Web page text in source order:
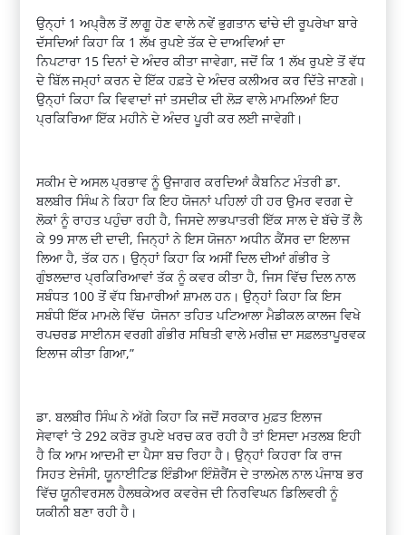
ਉਨ੍ਹਾਂ 1 ਅਪ੍ਰੈਲ ਤੋਂ ਲਾਗੂ ਹੋਣ ਵਾਲੇ ਨਵੇਂ ਭੁਗਤਾਨ ਢਾਂਚੇ ਦੀ ਰੂਪਰੇਖਾ ਬਾਰੇ
ਦੱਸਦਿਆਂ ਕਿਹਾ ਕਿ 1 ਲੱਖ ਰੁਪਏ ਤੱਕ ਦੇ ਦਾਅਵਿਆਂ ਦਾ
ਨਿਪਟਾਰਾ 15 ਦਿਨਾਂ ਦੇ ਅੰਦਰ ਕੀਤਾ ਜਾਵੇਗਾ,ਜਦੋਂ ਕਿ 1 ਲੱਖ ਰੁਪਏ ਤੋਂ ਵੱਧ
ਦੇ ਬਿੱਲ ਜਮ੍ਹਾਂ ਕਰਨ ਦੇ ਇੱਕ ਹਫ਼ਤੇ ਦੇ ਅੰਦਰ ਕਲੀਅਰ ਕਰ ਦਿੱਤੇ ਜਾਣਗੇ।
ਉਨ੍ਹਾਂ ਕਿਹਾ ਕਿ ਵਿਵਾਦਾਂ ਜਾਂ ਤਸਦੀਕ ਦੀ ਲੋੜ ਵਾਲੇ ਮਾਮਲਿਆਂ ਇਹ
ਪ੍ਰਕਿਰਿਆ ਇੱਕ ਮਹੀਨੇ ਦੇ ਅੰਦਰ ਪੂਰੀ ਕਰ ਲਈ ਜਾਵੇਗੀ।
ਸਕੀਮ ਦੇ ਅਸਲ ਪ੍ਰਭਾਵ ਨੂੰ ਉਜਾਗਰ ਕਰਦਿਆਂ ਕੈਬਨਿਟ ਮੰਤਰੀ ਡਾ.
ਬਲਬੀਰ ਸਿੰਘ ਨੇ ਕਿਹਾ ਕਿ ਇਹ ਯੋਜਨਾਂ ਪਹਿਲਾਂ ਹੀ ਹਰ ਉਮਰ ਵਰਗ ਦੇ
ਲੋਕਾਂ ਨੂੰ ਰਾਹਤ ਪਹੁੰਚਾ ਰਹੀ ਹੈ,ਜਿਸਦੇ ਲਾਭਪਾਤਰੀ ਇੱਕ ਸਾਲ ਦੇ ਬੱਚੇ ਤੋਂ ਲੈ
ਕੇ99 ਸਾਲ ਦੀ ਦਾਦੀ,ਜਿਨ੍ਹਾਂ ਨੇ ਇਸ ਯੋਜਨਾ ਅਧੀਨ ਕੈਂਸਰ ਦਾ ਇਲਾਜ
ਲਿਆ ਹੈ,ਤੱਕ ਹਨ। ਉਨ੍ਹਾਂ ਕਿਹਾ ਕਿ ਅਸੀਂ ਦਿਲ ਦੀਆਂ ਗੰਭੀਰ ਤੇ
ਗੁੰਝਲਦਾਰ ਪ੍ਰਕਿਰਿਆਵਾਂ ਤੱਕ ਨੂੰ ਕਵਰ ਕੀਤਾ ਹੈ,ਜਿਸ ਵਿੱਚ ਦਿਲ ਨਾਲ
ਸਬੰਧਤ 100 ਤੋਂ ਵੱਧ ਬਿਮਾਰੀਆਂ ਸ਼ਾਮਲ ਹਨ। ਉਨ੍ਹਾਂ ਕਿਹਾ ਕਿ ਇਸ
ਸਬੰਧੀ ਇੱਕ ਮਾਮਲੇ ਵਿੱਚ ਯੋਜਨਾ ਤਹਿਤ ਪਟਿਆਲਾ ਮੈਡੀਕਲ ਕਾਲਜ ਵਿਖੇ
ਰਪਚਰਡ ਸਾਈਨਸ ਵਰਗੀ ਗੰਭੀਰ ਸਥਿਤੀ ਵਾਲੇ ਮਰੀਜ਼ ਦਾ ਸਫ਼ਲਤਾਪੂਰਵਕ
ਇਲਾਜ ਕੀਤਾ ਗਿਆ,”
ਡਾ. ਬਲਬੀਰ ਸਿੰਘ ਨੇ ਅੱਗੇ ਕਿਹਾ ਕਿ ਜਦੋਂ ਸਰਕਾਰ ਮੁਫ਼ਤ ਇਲਾਜ
ਸੇਵਾਵਾਂ‘ਤੇ292ਕਰੋੜ ਰੁਪਏ ਖਰਚ ਕਰ ਰਹੀ ਹੈ ਤਾਂ ਇਸਦਾ ਮਤਲਬ ਇਹੀ
ਹੈ ਕਿ ਆਮ ਆਦਮੀ ਦਾ ਪੈਸਾ ਬਚ ਰਿਹਾ ਹੈ। ਉਨ੍ਹਾਂ ਕਿਹਰਾ ਕਿ ਰਾਜ
ਸਿਹਤ ਏਜੰਸੀ,ਯੂਨਾਈਟਿਡ ਇੰਡੀਆ ਇੰਸ਼ੋਰੈਂਸ ਦੇ ਤਾਲਮੇਲ ਨਾਲ ਪੰਜਾਬ ਭਰ
ਵਿੱਚ ਯੂਨੀਵਰਸਲ ਹੈਲਥਕੇਅਰ ਕਵਰੇਜ ਦੀ ਨਿਰਵਿਘਨ ਡਿਲਿਵਰੀ ਨੂੰ
ਯਕੀਨੀ ਬਣਾ ਰਹੀ ਹੈ।